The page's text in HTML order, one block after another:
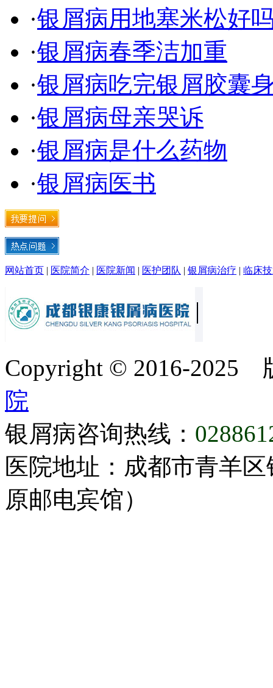
·银屑病用地塞米松好
·银屑病春季洁加重
·银屑病吃完银屑胶囊
·银屑病母亲哭诉
·银屑病是什么药物
·银屑病医书
网站首页 | 医院简介 | 医院新闻 | 医护团队 | 银屑病治疗 | 临床
Copyright © 2016-2025
院
银屑病咨询热线：
医院地址：成都市青羊
原邮电宾馆）